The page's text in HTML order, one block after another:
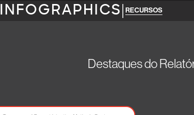
INFOGRAPHICS| RECURSOS
Destaques do